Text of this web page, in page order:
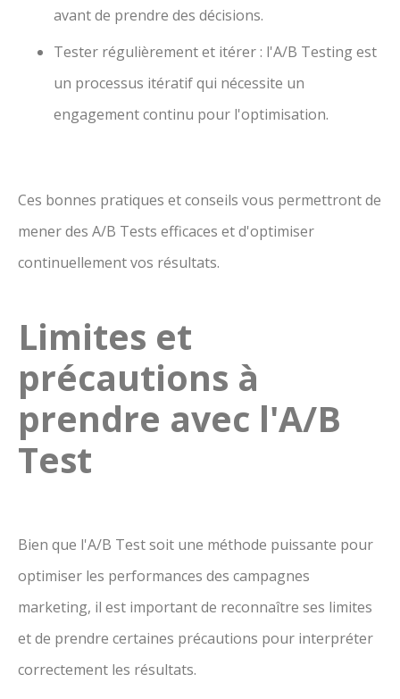
avant de prendre des décisions.
Tester régulièrement et itérer : l'A/B Testing est
un processus itératif qui nécessite un
engagement continu pour l'optimisation.
Ces bonnes pratiques et conseils vous permettront de
mener des A/B Tests efficaces et d'optimiser
continuellement vos résultats.
Limites et
précautions à
prendre avec l'A/B
Test
Bien que l'A/B Test soit une méthode puissante pour
optimiser les performances des campagnes
marketing, il est important de reconnaître ses limites
et de prendre certaines précautions pour interpréter
correctement les résultats.